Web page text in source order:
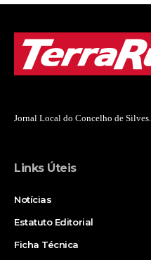
Jornal Local do Concelho de Silves.
Links Úteis
Notícias
Estatuto Editorial
Ficha Técnica